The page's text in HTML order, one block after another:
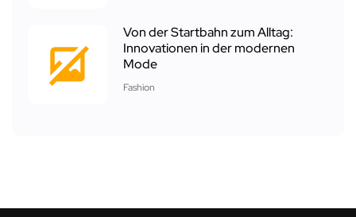
Von der Startbahn zum Alltag:
Innovationen in der modernen
Mode
Fashion